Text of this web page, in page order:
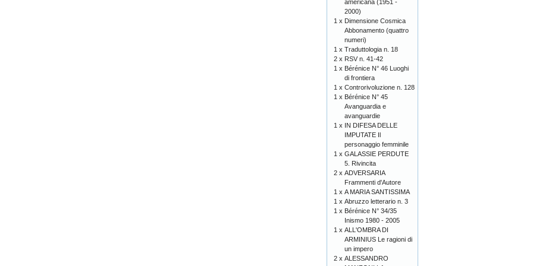
americana (1951 -
2000)
1 x Dimensione Cosmica
Abbonamento (quattro
numeri)
1 x Traduttologia n. 18
2 x RSV n. 41-42
1 x Bérénice N° 46 Luoghi
di frontiera
1 x Controrivoluzione n. 128
1 x Bérénice N° 45
Avanguardia e
avanguardie
1 x IN DIFESA DELLE
IMPUTATE Il
personaggio femminile
1 x GALASSIE PERDUTE
5. Rivincita
2 x ADVERSARIA
Frammenti d'Autore
1 x A MARIA SANTISSIMA
1 x Abruzzo letterario n. 3
1 x Bérénice N° 34/35
Inismo 1980 - 2005
1 x ALL'OMBRA DI
ARMINIUS Le ragioni di
un impero
2 x ALESSANDRO